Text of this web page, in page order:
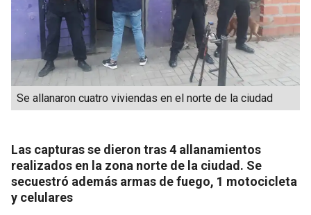
Se allanaron cuatro viviendas en el norte de la ciudad
Las capturas se dieron tras 4 allanamientos
realizados en la zona norte de la ciudad. Se
secuestró además armas de fuego, 1 motocicleta
y celulares